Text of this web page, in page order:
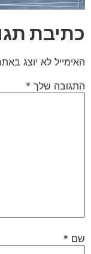
כתיבת
האימייל לא יוצג
התגובה שלך *
שם *